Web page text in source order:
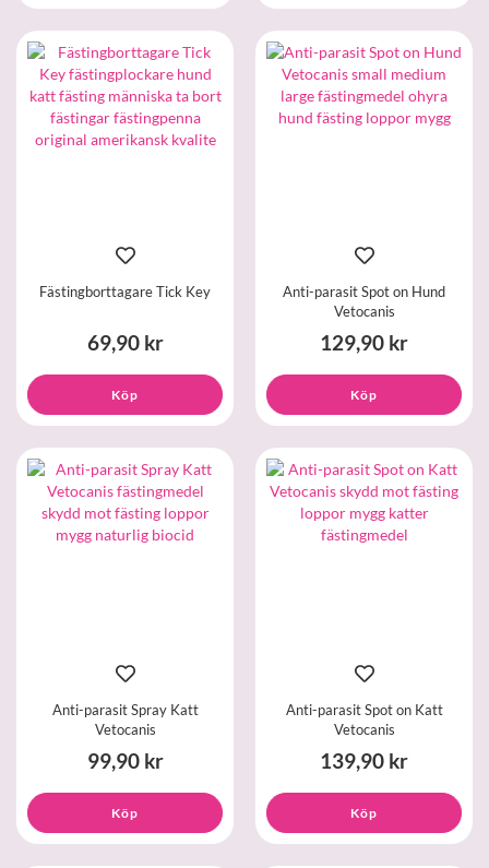
Fästingborttagare Tick Key
69,90 kr
Köp
Anti-parasit Spot on Hund
Vetocanis
129,90 kr
Köp
Anti-parasit Spray Katt
Vetocanis
99,90 kr
Köp
Anti-parasit Spot on Katt
Vetocanis
139,90 kr
Köp